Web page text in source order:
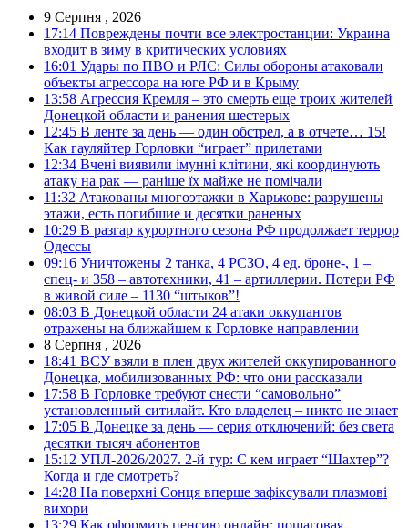
9 Серпня , 2026
17:14 Повреждены почти все электростанции: Украина
входит в зиму в критических условиях
16:01 Удары по ПВО и РЛС: Силы обороны атаковали
объекты агрессора на юге РФ и в Крыму
13:58 Агрессия Кремля – это смерть еще троих жителей
Донецкой области и ранения шестерых
12:45 В ленте за день — один обстрел, а в отчете… 15!
Как гауляйтер Горловки “играет” прилетами
12:34 Вчені виявили імунні клітини, які координують
атаку на рак — раніше їх майже не помічали
11:32 Атакованы многоэтажки в Харькове: разрушены
этажи, есть погибшие и десятки раненых
10:29 В разгар курортного сезона РФ продолжает террор
Одессы
09:16 Уничтожены 2 танка, 4 РСЗО, 4 ед. броне-, 1 –
спец- и 358 – автотехники, 41 – артиллерии. Потери РФ
в живой силе – 1130 “штыков”!
08:03 В Донецкой области 24 атаки оккупантов
отражены на ближайшем к Горловке направлении
8 Серпня , 2026
18:41 ВСУ взяли в плен двух жителей оккупированного
Донецка, мобилизованных РФ: что они рассказали
17:58 В Горловке требуют снести “самовольно”
установленный ситилайт. Кто владелец – никто не знает
17:05 В Донецке за день — серия отключений: без света
десятки тысяч абонентов
15:12 УПЛ-2026/2027. 2-й тур: С кем играет “Шахтер”?
Когда и где смотреть?
14:28 На поверхні Сонця вперше зафіксували плазмові
вихори
13:29 Как оформить пенсию онлайн: пошаговая